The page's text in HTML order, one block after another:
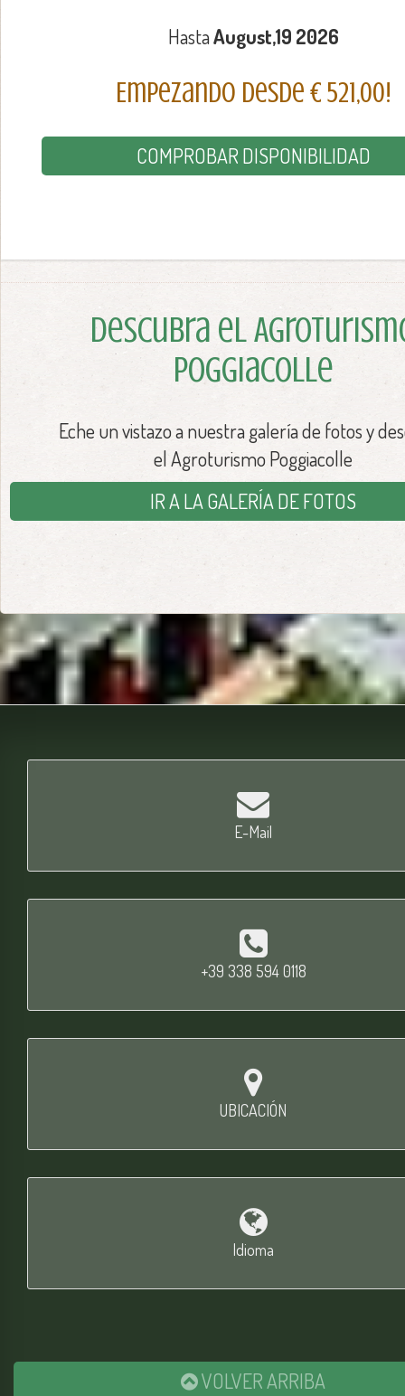
HastaAugust,19 2026
Empezando desde € 521,00!
COMPROBAR DISPONIBILIDAD
Descubra el
Poggiacolle
Eche un vistazo a nuestra galería de fotos y
el Agroturismo Poggiacolle
IR A LA GALERÍA DE FOTOS
E-Mail
+39 338 594 0118
UBICACIÓN
Idioma
VOLVER ARRIBA